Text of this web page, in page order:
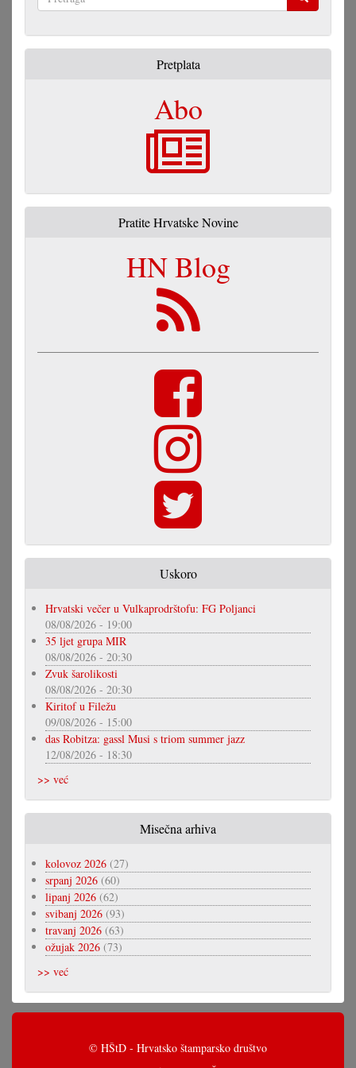
Pretplata
Abo
Pratite Hrvatske Novine
HN Blog
Uskoro
Hrvatski večer u Vulkaprodrštofu: FG Poljanci
08/08/2026 - 19:00
35 ljet grupa MIR
08/08/2026 - 20:30
Zvuk šarolikosti
08/08/2026 - 20:30
Kiritof u Filežu
09/08/2026 - 15:00
das Robitza: gassl Musi s triom summer jazz
12/08/2026 - 18:30
>> već
Misečna arhiva
kolovoz 2026 (27)
srpanj 2026 (60)
lipanj 2026 (62)
svibanj 2026 (93)
travanj 2026 (63)
ožujak 2026 (73)
>> već
© HŠtD - Hrvatsko štamparsko društvo